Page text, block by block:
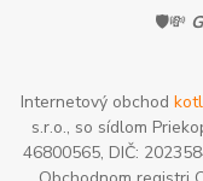
🛡️💸
Internetový obchod
s.r.o., so sídlom
46800565, DIČ: